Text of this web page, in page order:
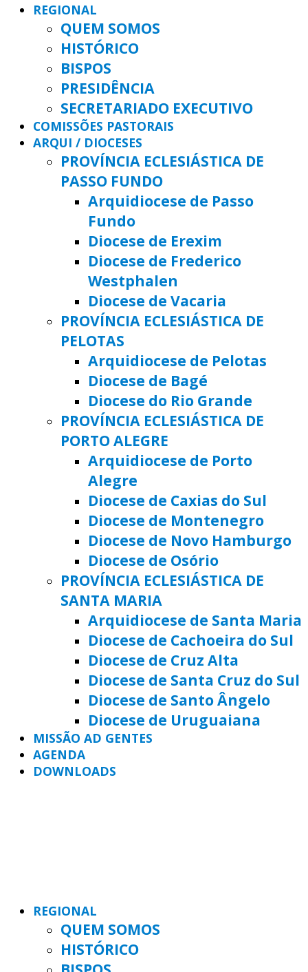
REGIONAL
QUEM SOMOS
HISTÓRICO
BISPOS
PRESIDÊNCIA
SECRETARIADO EXECUTIVO
COMISSÕES PASTORAIS
ARQUI / DIOCESES
PROVÍNCIA ECLESIÁSTICA DE
PASSO FUNDO
Arquidiocese de Passo
Fundo
Diocese de Erexim
Diocese de Frederico
Westphalen
Diocese de Vacaria
PROVÍNCIA ECLESIÁSTICA DE
PELOTAS
Arquidiocese de Pelotas
Diocese de Bagé
Diocese do Rio Grande
PROVÍNCIA ECLESIÁSTICA DE
PORTO ALEGRE
Arquidiocese de Porto
Alegre
Diocese de Caxias do Sul
Diocese de Montenegro
Diocese de Novo Hamburgo
Diocese de Osório
PROVÍNCIA ECLESIÁSTICA DE
SANTA MARIA
Arquidiocese de Santa Maria
Diocese de Cachoeira do Sul
Diocese de Cruz Alta
Diocese de Santa Cruz do Sul
Diocese de Santo Ângelo
Diocese de Uruguaiana
MISSÃO AD GENTES
AGENDA
DOWNLOADS
REGIONAL
QUEM SOMOS
HISTÓRICO